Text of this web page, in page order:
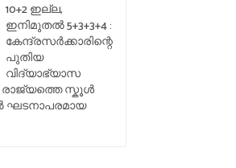
10+2 ഇല്ല,
ഇനിമുതൽ 5+3+3+4 :
കേന്ദ്രസർക്കാരിന്റെ
പുതിയ
വിദ്യാഭ്യാസ
രാജ്യത്തെ സ്കൂൾ
ഘടനാപരമായ